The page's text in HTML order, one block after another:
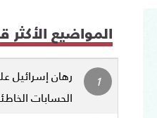
المواضيع الأكثر
رهان إسرائيل
الحسابات